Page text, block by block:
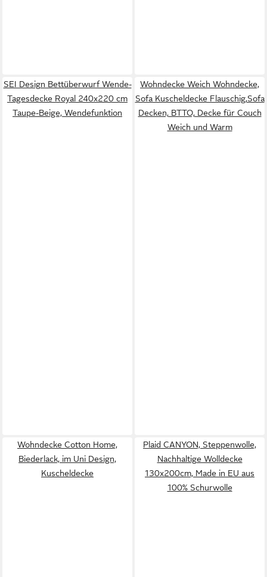
SEI Design Bettüberwurf Wende-
Tagesdecke Royal 240x220 cm
Taupe-Beige, Wendefunktion
Wohndecke Weich Wohndecke,
Sofa Kuscheldecke Flauschig,Sofa
Decken, BTTO, Decke für Couch
Weich und Warm
Wohndecke Cotton Home,
Biederlack, im Uni Design,
Kuscheldecke
Plaid CANYON, Steppenwolle,
Nachhaltige Wolldecke
130x200cm, Made in EU aus
100% Schurwolle